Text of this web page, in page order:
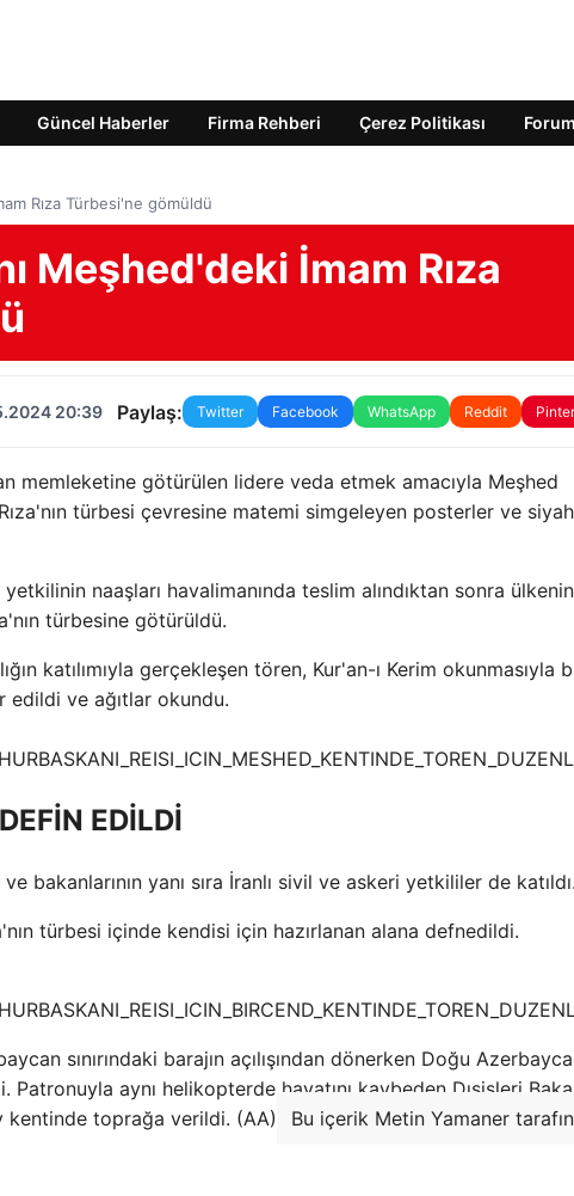
Güncel Haberler Firma Rehberi Çerez Politikası Forum
Rıza Türbesi'ne gömüldü
Meşhed'deki İmam Rıza
20:39 Paylaş: Twitter Facebook WhatsApp Reddit
memleketine götürülen lidere veda etmek amacıyla Meşhed
türbesi çevresine matemi simgeleyen posterler ve siyah
naaşları havalimanında teslim alındıktan sonra
türbesine götürüldü.
katılımıyla gerçekleşen tören, Kur'an-ı Kerim okunmasıyla
ve ağıtlar okundu.
EDİLDİ
yanı sıra İranlı sivil ve askeri yetkililer de katıldı.
türbesi içinde kendisi için hazırlanan alana defnedildi.
sınırındaki barajın açılışından dönerken Doğu
aynı helikopterde hayatını kaybeden Dışişleri
kentinde toprağa verildi. (AA)
Bu içerik Metin Yamaner